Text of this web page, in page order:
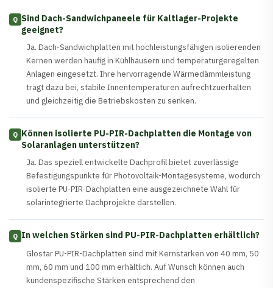
Q Sind Dach-Sandwichpaneele für Kaltlager-Projekte
geeignet?
Ja. Dach-Sandwichplatten mit hochleistungsfähigen isolierenden
Kernen werden häufig in Kühlhäusern und temperaturgeregelten
Anlagen eingesetzt. Ihre hervorragende Wärmedämmleistung
trägt dazu bei, stabile Innentemperaturen aufrechtzuerhalten
und gleichzeitig die Betriebskosten zu senken.
Q Können isolierte PU-PIR-Dachplatten die Montage von
Solaranlagen unterstützen?
Ja. Das speziell entwickelte Dachprofil bietet zuverlässige
Befestigungspunkte für Photovoltaik-Montagesysteme, wodurch
isolierte PU-PIR-Dachplatten eine ausgezeichnete Wahl für
solarintegrierte Dachprojekte darstellen.
Q In welchen Stärken sind PU-PIR-Dachplatten erhältlich?
Glostar PU-PIR-Dachplatten sind mit Kernstärken von 40 mm, 50
mm, 60 mm und 100 mm erhältlich. Auf Wunsch können auch
kundenspezifische Stärken entsprechend den